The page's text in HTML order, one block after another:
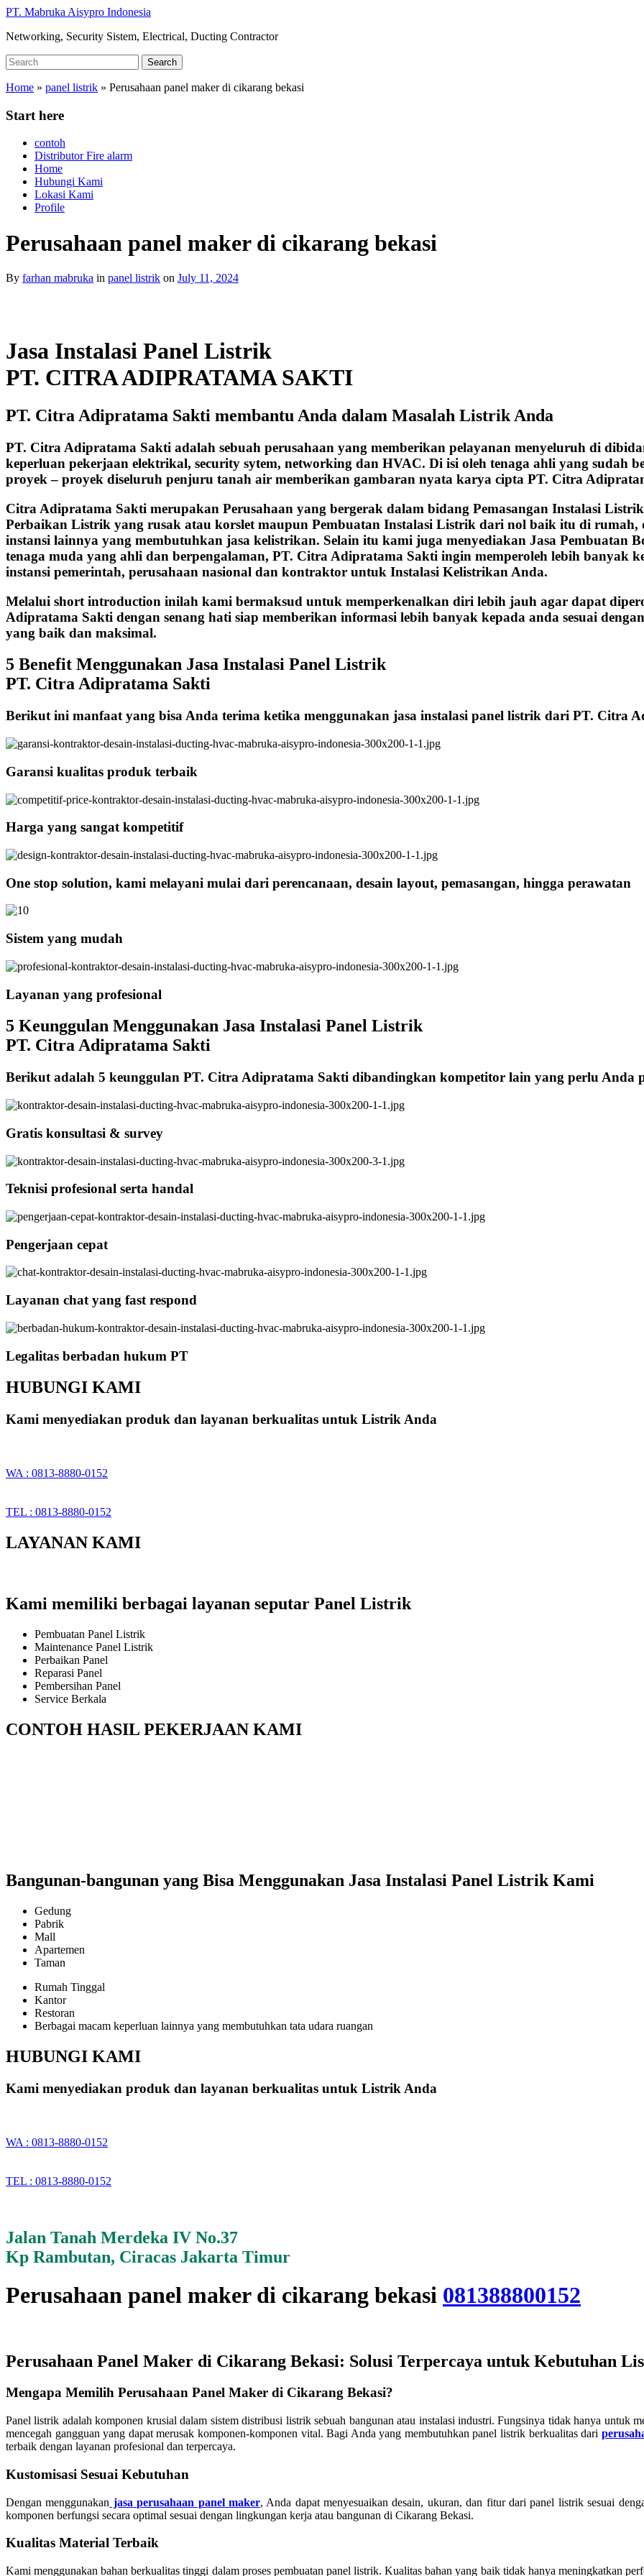
Skip
main
PT. Mabruka Aisypro Indonesia
Networking, Security Sistem, Electrical, Ducting Contractor
Search
for:
Search
Home » panel listrik » Perusahaan panel maker di cikarang bekasi
Start here
contoh
Distributor Fire alarm
Home
Hubungi Kami
Lokasi Kami
Profile
Perusahaan panel maker di cikarang bekasi
By farhan mabruka in panel listrik on July 11, 2024
Jasa Instalasi Panel Listrik
PT. CITRA ADIPRATAMA SAKTI
PT. Citra Adipratama Sakti membantu Anda dalam Masalah Listrik Anda
PT. Citra Adipratama Sakti adalah sebuah perusahaan yang memberikan pelayanan menyeluruh di
keperluan pekerjaan elektrikal, security sytem, networking dan HVAC. Di isi oleh tenaga ahli yang sudah
proyek – proyek diseluruh penjuru tanah air memberikan gambaran nyata karya cipta PT. Citra
Citra Adipratama Sakti merupakan Perusahaan yang bergerak dalam bidang Pemasangan Instalasi
Perbaikan Listrik yang rusak atau korslet maupun Pembuatan Instalasi Listrik dari nol baik itu di
instansi lainnya yang membutuhkan jasa kelistrikan. Selain itu kami juga menyediakan Jasa Pembuatan
tenaga muda yang ahli dan berpengalaman, PT. Citra Adipratama Sakti ingin memperoleh lebih banyak
instansi pemerintah, perusahaan nasional dan kontraktor untuk Instalasi Kelistrikan Anda.
Melalui short introduction inilah kami bermaksud untuk memperkenalkan diri lebih jauh agar dapat
Adipratama Sakti dengan senang hati siap memberikan informasi lebih banyak kepada anda sesuai
yang baik dan maksimal.
5 Benefit Menggunakan Jasa Instalasi Panel Listrik
PT. Citra Adipratama Sakti
Berikut ini manfaat yang bisa Anda terima ketika menggunakan jasa instalasi panel listrik dari PT. Citra
Garansi kualitas produk terbaik
Harga yang sangat kompetitif
One stop solution, kami melayani mulai dari perencanaan, desain layout, pemasangan, hingga perawatan
Sistem yang mudah
Layanan yang profesional
5 Keunggulan Menggunakan Jasa Instalasi Panel Listrik
PT. Citra Adipratama Sakti
Berikut adalah 5 keunggulan PT. Citra Adipratama Sakti dibandingkan kompetitor lain yang perlu Anda
Gratis konsultasi & survey
Teknisi profesional serta handal
Pengerjaan cepat
Layanan chat yang fast respond
Legalitas berbadan hukum PT
HUBUNGI KAMI
Kami menyediakan produk dan layanan berkualitas untuk Listrik Anda
WA : 0813-8880-0152
TEL : 0813-8880-0152
LAYANAN KAMI
Kami memiliki berbagai layanan seputar Panel Listrik
Pembuatan Panel Listrik
Maintenance Panel Listrik
Perbaikan Panel
Reparasi Panel
Pembersihan Panel
Service Berkala
CONTOH HASIL PEKERJAAN KAMI
Bangunan-bangunan yang Bisa Menggunakan Jasa Instalasi Panel Listrik Kami
Gedung
Pabrik
Mall
Apartemen
Taman
Rumah Tinggal
Kantor
Restoran
Berbagai macam keperluan lainnya yang membutuhkan tata udara ruangan
HUBUNGI KAMI
Kami menyediakan produk dan layanan berkualitas untuk Listrik Anda
WA : 0813-8880-0152
TEL : 0813-8880-0152
Jalan Tanah Merdeka IV No.37
Kp Rambutan, Ciracas Jakarta Timur
Perusahaan panel maker di cikarang bekasi 081388800152
Perusahaan Panel Maker di Cikarang Bekasi: Solusi Terpercaya untuk Kebutuhan
Mengapa Memilih Perusahaan Panel Maker di Cikarang Bekasi?
Panel listrik adalah komponen krusial dalam sistem distribusi listrik sebuah bangunan atau instalasi industri. Fungsinya tidak hanya untuk
mencegah gangguan yang dapat merusak komponen-komponen vital. Bagi Anda yang membutuhkan panel listrik berkualitas dari
terbaik dengan layanan profesional dan terpercaya.
Kustomisasi Sesuai Kebutuhan
Dengan menggunakan jasa perusahaan panel maker, Anda dapat menyesuaikan desain, ukuran, dan fitur dari panel listrik sesuai
komponen berfungsi secara optimal sesuai dengan lingkungan kerja atau bangunan di Cikarang Bekasi.
Kualitas Material Terbaik
Kami menggunakan bahan berkualitas tinggi dalam proses pembuatan panel listrik. Kualitas bahan yang baik tidak hanya meningkatkan